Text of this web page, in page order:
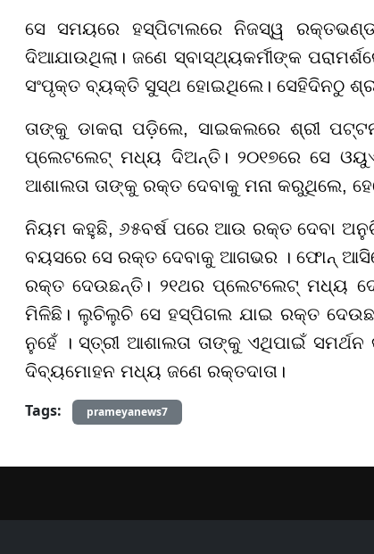
ସେ ସମୟରେ ହସ୍ପିଟାଲରେ ନିଜସ୍ୱ
ଦିଆଯାଉଥିଲା। ଜଣେ ସ୍ବାସ୍ଥ୍ୟକର୍ମୀଙ୍କ
ସଂପୃକ୍ତ ବ୍ୟକ୍ତି ସୁସ୍ଥ ହୋଇଥିଲେ। ସେହିଦିନଠୁ
ତାଙ୍କୁ ଡାକରା ପଡ଼ିଲେ, ସାଇକଲରେ ଶ୍ରୀ
ପ୍ଲେଟଲେଟ୍ ମଧ୍ୟ ଦିଅନ୍ତି। ୨୦୧୭ରେ ସେ
ଆଶାଲତା ତାଙ୍କୁ ରକ୍ତ ଦେବାକୁ ମନା କରୁଥିଲେ,
ନିୟମ କହୁଛି, ୬୫ବର୍ଷ ପରେ ଆଉ ରକ୍ତ ଦେବା
ବୟସରେ ସେ ରକ୍ତ ଦେବାକୁ ଆଗଭର । ଫୋନ୍
ରକ୍ତ ଦେଉଛନ୍ତି। ୨୧ଥର ପ୍ଲେଟଲେଟ୍ ମଧ୍ୟ
ମିଳିଛି। ଲୁଚିଲୁଚି ସେ ହସ୍ପିଗଲ ଯାଇ ରକ୍ତ
ନୁହେଁ । ସ୍ତ୍ରୀ ଆଶାଲତା ତାଙ୍କୁ ଏଥିପାଇଁ
ଦିବ୍ୟମୋହନ ମଧ୍ୟ ଜଣେ ରକ୍ତଦାତା।
Tags:
prameyanews7